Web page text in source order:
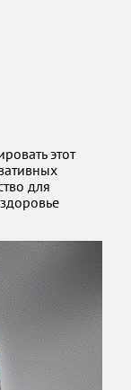
этот
для